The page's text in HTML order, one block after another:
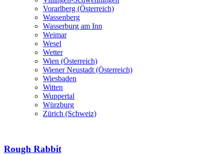
Vorarlberg (Österreich)
Wassenberg
Wasserburg am Inn
Weimar
Wesel
Wetter
Wien (Österreich)
Wiener Neustadt (Österreich)
Wiesbaden
Witten
Wuppertal
Würzburg
Zürich (Schweiz)
Rough Rabbit